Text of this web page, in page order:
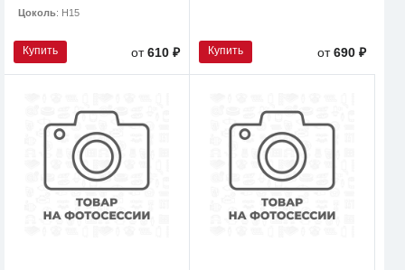
Цоколь: H15
Купить от610 ₽ Купить от690 ₽